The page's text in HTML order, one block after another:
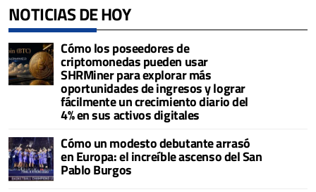
NOTICIAS DE HOY
Cómo los poseedores de
criptomonedas pueden usar
SHRMiner para explorar más
oportunidades de ingresos y lograr
fácilmente un crecimiento diario del
4% en sus activos digitales
Cómo un modesto debutante arrasó
en Europa: el increíble ascenso del San
Pablo Burgos